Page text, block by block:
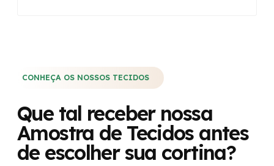
CONHEÇA OS NOSSOS TECIDOS
Que tal receber nossa
Amostra de Tecidos antes
de escolher sua cortina?